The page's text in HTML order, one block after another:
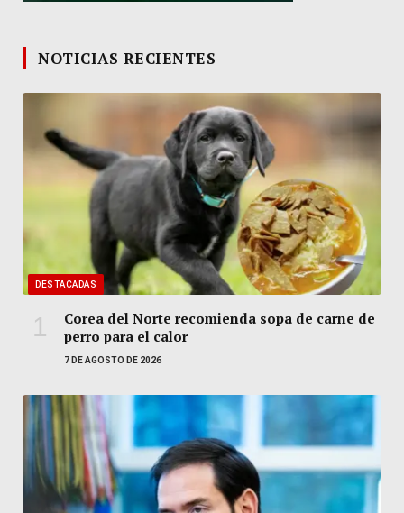
NOTICIAS RECIENTES
DESTACADAS
Corea del Norte recomienda sopa de carne de
perro para el calor
7 DE AGOSTO DE 2026